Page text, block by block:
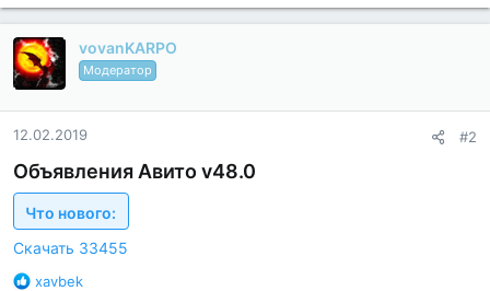
а
г
о
д
а
р
н
с
и
:
vovanKARPO
Модератор
12.02.2019 #2
Объявления Авито v48.0
Что нового:
Скачать 33455
Б
xavbek